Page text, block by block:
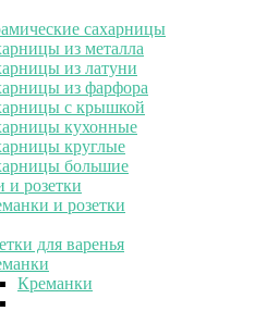
сахарницы
из металла
из латуни
из фарфора
с крышкой
кухонные
круглые
большие
и розетки
и розетки
для варенья
Креманки